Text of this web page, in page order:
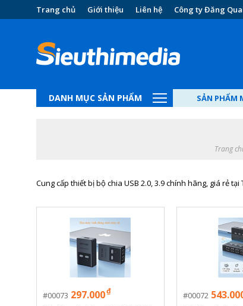
Trang chủ Giới thiệu Liên hệ Công ty Đăng
DANH MỤC SẢN PHẨM SẢN PHẨM
Trang
Cung cấp thiết bị bộ chia USB 2.0, 3.9 chính hãng, giá rẻ
00073 297.000₫
00072